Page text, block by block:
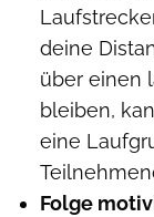
deine
über einen
bleiben,
eine
Folge